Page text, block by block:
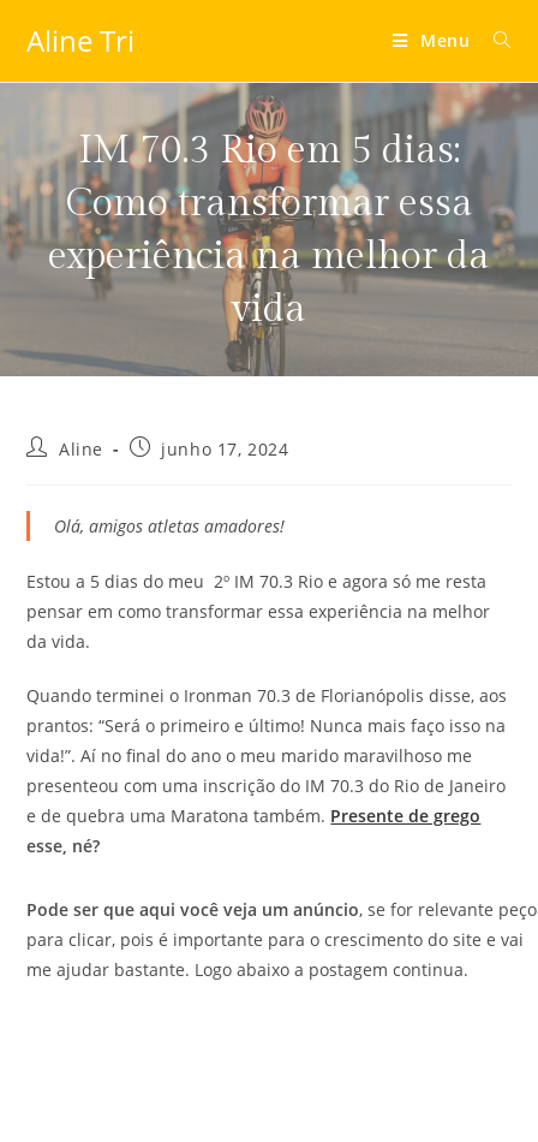
Aline Tri Menu
IM 70.3 Rio em 5 dias:
Como transformar essa
experiência na melhor da
vida
Aline junho 17, 2024
Olá, amigos atletas amadores!
Estou a 5 dias do meu 2º IM 70.3 Rio e agora só me resta
pensar em como transformar essa experiência na melhor
da vida.
Quando terminei o Ironman 70.3 de Florianópolis disse, aos
prantos: “Será o primeiro e último! Nunca mais faço isso na
vida!”. Aí no final do ano o meu marido maravilhoso me
presenteou com uma inscrição do IM 70.3 do Rio de Janeiro
e de quebra uma Maratona também. Presente de grego
esse, né?
Pode ser que aqui você veja um anúncio, se for relevante peço
para clicar, pois é importante para o crescimento do site e vai
me ajudar bastante. Logo abaixo a postagem continua.